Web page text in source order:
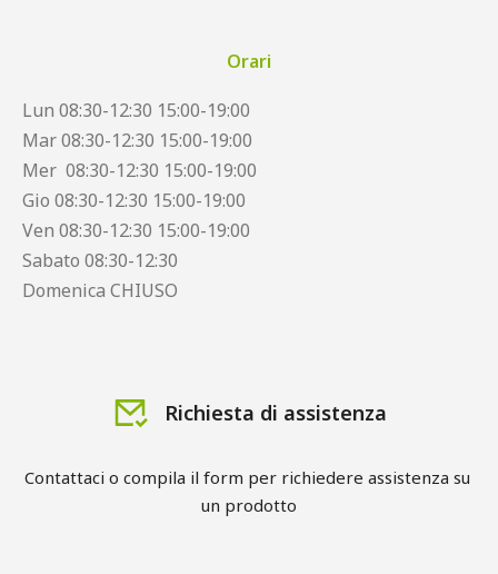
Orari
Lun 08:30-12:30 15:00-19:00
Mar 08:30-12:30 15:00-19:00
Mer 08:30-12:30 15:00-19:00
Gio 08:30-12:30 15:00-19:00
Ven 08:30-12:30 15:00-19:00
Sabato 08:30-12:30
Domenica CHIUSO
Richiesta di assistenza
Contattaci o compila il form per richiedere assistenza su
un prodotto